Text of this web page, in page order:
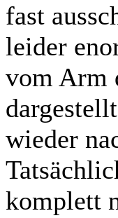
fast
leider
vom Arm
wieder
komplett